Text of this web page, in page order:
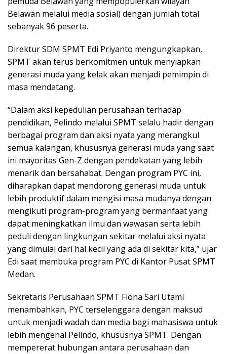
Belawan melalui media sosial) dengan jumlah total
sebanyak 96 peserta.
Direktur SDM SPMT Edi Priyanto mengungkapkan,
SPMT akan terus berkomitmen untuk menyiapkan
generasi muda yang kelak akan menjadi pemimpin di
masa mendatang.
“Dalam aksi kepedulian perusahaan terhadap
pendidikan, Pelindo melalui SPMT selalu hadir dengan
berbagai program dan aksi nyata yang merangkul
semua kalangan, khususnya generasi muda yang saat
ini mayoritas Gen-Z dengan pendekatan yang lebih
menarik dan bersahabat. Dengan program PYC ini,
diharapkan dapat mendorong generasi muda untuk
lebih produktif dalam mengisi masa mudanya dengan
mengikuti program-program yang bermanfaat yang
dapat meningkatkan ilmu dan wawasan serta lebih
peduli dengan lingkungan sekitar melalui aksi nyata
yang dimulai dari hal kecil yang ada di sekitar kita,” ujar
Edi saat membuka program PYC di Kantor Pusat SPMT
Medan.
Sekretaris Perusahaan SPMT Fiona Sari Utami
menambahkan, PYC terselenggara dengan maksud
untuk menjadi wadah dan media bagi mahasiswa untuk
lebih mengenal Pelindo, khususnya SPMT. Dengan
mempererat hubungan antara perusahaan dan